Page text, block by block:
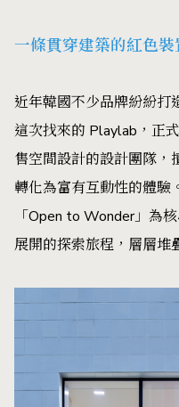
一條貫穿建築的紅色
近年韓國不少品牌紛紛打
這次找來的 Playlab，正
售空間設計的設計團隊，
轉化為富有互動性的體驗
「Open to Wonder」為
展開的探索旅程，層層堆